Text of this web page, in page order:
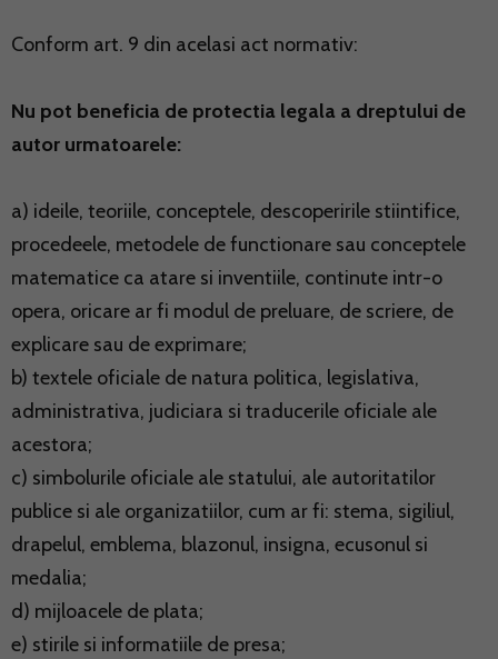
Conform art. 9 din acelasi act normativ:
Nu pot beneficia de protectia legala a dreptului de
autor urmatoarele:
a) ideile, teoriile, conceptele, descoperirile stiintifice,
procedeele, metodele de functionare sau conceptele
matematice ca atare si inventiile, continute intr-o
opera, oricare ar fi modul de preluare, de scriere, de
explicare sau de exprimare;
b) textele oficiale de natura politica, legislativa,
administrativa, judiciara si traducerile oficiale ale
acestora;
c) simbolurile oficiale ale statului, ale autoritatilor
publice si ale organizatiilor, cum ar fi: stema, sigiliul,
drapelul, emblema, blazonul, insigna, ecusonul si
medalia;
d) mijloacele de plata;
e) stirile si informatiile de presa;